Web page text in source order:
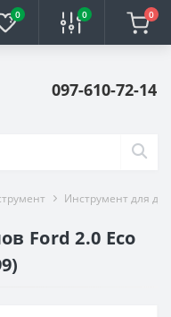
0 0 0
097-610-72-14
Инструмент для
Ford 2.0 Eco